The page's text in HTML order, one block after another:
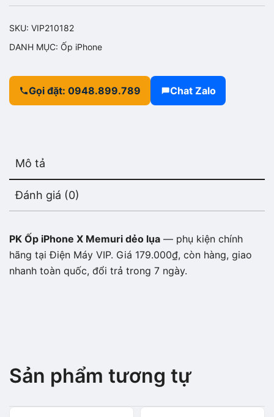
SKU: VIP210182
DANH MỤC: Ốp iPhone
Gọi đặt: 0948.899.789 Chat Zalo
Mô tả
Đánh giá (0)
PK Ốp iPhone X Memuri dẻo lụa — phụ kiện chính
hãng tại Điện Máy VIP. Giá 179.000₫, còn hàng, giao
nhanh toàn quốc, đổi trả trong 7 ngày.
Sản phẩm tương tự